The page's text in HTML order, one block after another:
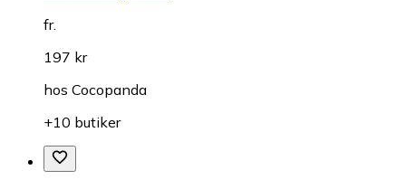
fr.
197 kr
hos Cocopanda
+10 butiker